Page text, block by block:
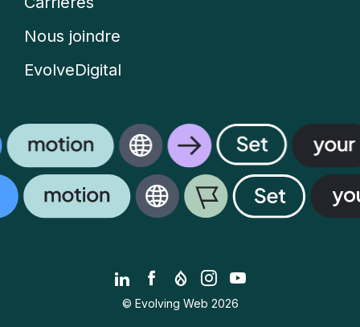
Nous joindre
EvolveDigital
© Evolving Web 2026
LinkedIn
Facebook
Drupal.org
Instagram
YouTube